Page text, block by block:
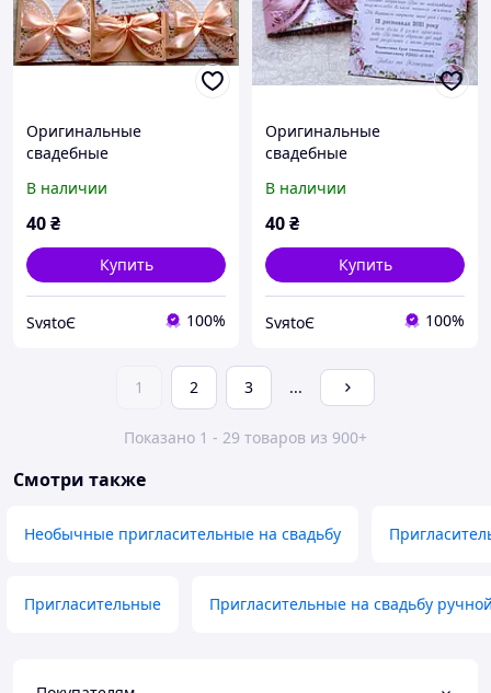
Оригинальные
свадебные
приглашение на свадьбу
ручной работы ажурные
В наличии
40₴
Купить
SvяtoЄ 100%
Оригинальные
свадебные
приглашение на свадьбу
ручной работы ажурные
В наличии
40₴
Купить
SvяtoЄ 100%
1 2 3 ...
Показано 1 - 29 товаров из 900+
Смотри также
Необычные пригласительные на свадьбу
Пригласительные Пригласительные на свадьбу